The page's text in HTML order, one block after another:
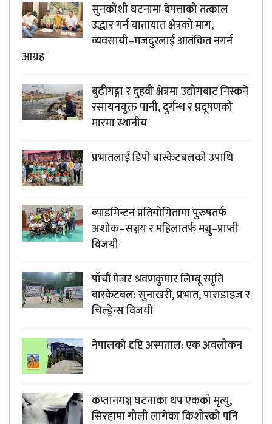
सुनकोशी घटनामा बेपत्ताको तत्काल
उद्धार गर्न यातायात क्षेत्रको माग,
व्यवसायी–मजदुरलाई आतंकित नगर्न
आग्रह
बुढीगङ्गा र दुहवी क्षेत्रमा उद्योगबाट निस्कने
रसायनयुक्त पानी, दुर्गन्ध र प्रदूषणको
मारमा स्थानीय
प्रभातलाई डिपो बास्केटबलको उपाधि
ब्याडमिन्टन प्रतियोगितामा पुरुषतर्फ
अशोक–सञ्जय र महिलातर्फ मञ्जु–प्राप्ती
विजयी
पाँचौं मेजर श्रवणकुमार लिम्बू स्मृति
बास्केटबल: सुनाखरी, प्रभात, पाराडाइज र
चिल्ड्रेन्स विजयी
नेपालकाे दृष्टि अस्पताल: एक अवलोकन
कप्तानगञ्ज घटनाका थप एकको मृत्यु,
सिरहामा गोली लागेका किशोरको पनि